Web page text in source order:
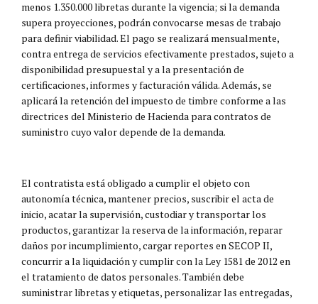
menos 1.350.000 libretas durante la vigencia; si la demanda
supera proyecciones, podrán convocarse mesas de trabajo
para definir viabilidad. El pago se realizará mensualmente,
contra entrega de servicios efectivamente prestados, sujeto a
disponibilidad presupuestal y a la presentación de
certificaciones, informes y facturación válida. Además, se
aplicará la retención del impuesto de timbre conforme a las
directrices del Ministerio de Hacienda para contratos de
suministro cuyo valor depende de la demanda.
El contratista está obligado a cumplir el objeto con
autonomía técnica, mantener precios, suscribir el acta de
inicio, acatar la supervisión, custodiar y transportar los
productos, garantizar la reserva de la información, reparar
daños por incumplimiento, cargar reportes en SECOP II,
concurrir a la liquidación y cumplir con la Ley 1581 de 2012 en
el tratamiento de datos personales. También debe
suministrar libretas y etiquetas, personalizar las entregadas,